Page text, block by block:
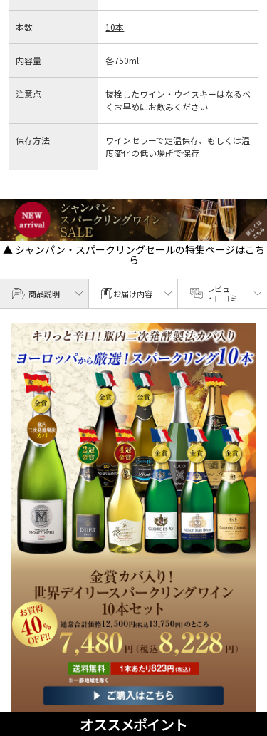
本数 10本
内容量 各750ml
注意点
抜栓したワイン・ウイスキーはなるべ
くお早めにお飲みください
保存方法
ワインセラーで定温保存、もしくは温
度変化の低い場所で保存
▲ シャンパン・スパークリングセールの特集ページはこち
ら
商品説明 お届け内容
レビュー
・口コミ
オススメポイント